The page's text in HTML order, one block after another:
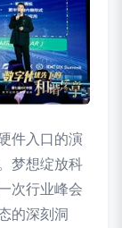
件入口的演
梦想绽放科
次行业峰会
的深刻洞